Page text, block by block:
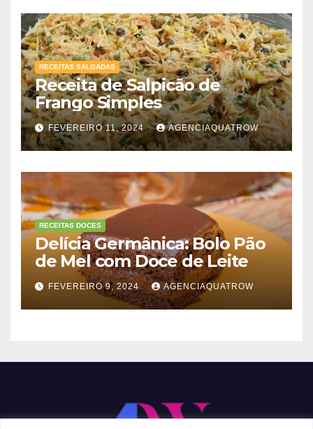
RECEITAS SALGADAS
Receita de Salpicão de
Frango Simples
FEVEREIRO 11, 2024 AGENCIAQUATROW
RECEITAS DOCES
Delícia Germânica: Bolo Pão
de Mel com Doce de Leite
FEVEREIRO 9, 2024 AGENCIAQUATROW